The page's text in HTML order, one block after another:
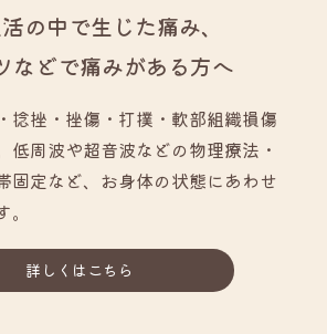
の中で生じた痛み、
などで痛みがある方へ
捻挫・挫傷・打撲・軟部組織損傷
低周波や超音波などの物理療法・
固定など、お身体の状態にあわせ
詳しくはこちら